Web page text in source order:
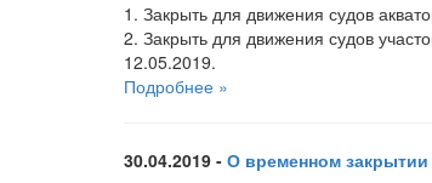
1. Закрыть для движения судов
2. Закрыть для движения судов
12.05.2019.
Подробнее »
30.04.2019 - О временном закрытии